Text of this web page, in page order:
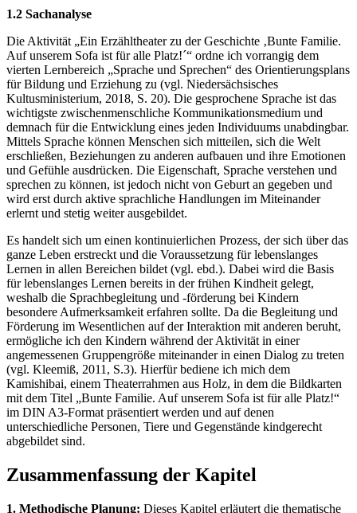
1.2 Sachanalyse
Die Aktivität „Ein Erzähltheater zu der Geschichte ‚Bunte Familie.
Auf unserem Sofa ist für alle Platz!´“ ordne ich vorrangig dem
vierten Lernbereich „Sprache und Sprechen“ des Orientierungsplans
für Bildung und Erziehung zu (vgl. Niedersächsisches
Kultusministerium, 2018, S. 20). Die gesprochene Sprache ist das
wichtigste zwischenmenschliche Kommunikationsmedium und
demnach für die Entwicklung eines jeden Individuums unabdingbar.
Mittels Sprache können Menschen sich mitteilen, sich die Welt
erschließen, Beziehungen zu anderen aufbauen und ihre Emotionen
und Gefühle ausdrücken. Die Eigenschaft, Sprache verstehen und
sprechen zu können, ist jedoch nicht von Geburt an gegeben und
wird erst durch aktive sprachliche Handlungen im Miteinander
erlernt und stetig weiter ausgebildet.
Es handelt sich um einen kontinuierlichen Prozess, der sich über das
ganze Leben erstreckt und die Voraussetzung für lebenslanges
Lernen in allen Bereichen bildet (vgl. ebd.). Dabei wird die Basis
für lebenslanges Lernen bereits in der frühen Kindheit gelegt,
weshalb die Sprachbegleitung und -förderung bei Kindern
besondere Aufmerksamkeit erfahren sollte. Da die Begleitung und
Förderung im Wesentlichen auf der Interaktion mit anderen beruht,
ermögliche ich den Kindern während der Aktivität in einer
angemessenen Gruppengröße miteinander in einen Dialog zu treten
(vgl. Kleemiß, 2011, S.3). Hierfür bediene ich mich dem
Kamishibai, einem Theaterrahmen aus Holz, in dem die Bildkarten
mit dem Titel „Bunte Familie. Auf unserem Sofa ist für alle Platz!“
im DIN A3-Format präsentiert werden und auf denen
unterschiedliche Personen, Tiere und Gegenstände kindgerecht
abgebildet sind.
Zusammenfassung der Kapitel
1. Methodische Planung: Dieses Kapitel erläutert die thematische